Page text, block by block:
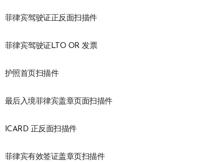
菲律宾驾驶证正反面扫描件
菲律宾驾驶证LTO OR 发票
护照首页扫描件
最后入境菲律宾盖章页面扫描件
ICARD 正反面扫描件
菲律宾有效签证盖章页扫描件